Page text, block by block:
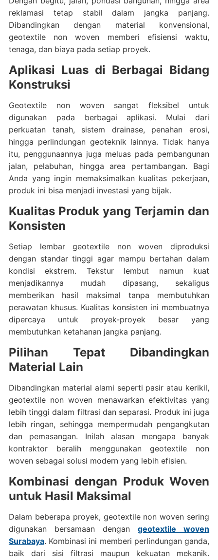
reklamasi tetap stabil dalam jangka panjang.
Dibandingkan dengan material konvensional,
geotextile non woven memberi efisiensi waktu,
tenaga, dan biaya pada setiap proyek.
Aplikasi Luas di Berbagai Bidang
Konstruksi
Geotextile non woven sangat fleksibel untuk
digunakan pada berbagai aplikasi. Mulai dari
perkuatan tanah, sistem drainase, penahan erosi,
hingga perlindungan geoteknik lainnya. Tidak hanya
itu, penggunaannya juga meluas pada pembangunan
jalan, pelabuhan, hingga area pertambangan. Bagi
Anda yang ingin memaksimalkan kualitas pekerjaan,
produk ini bisa menjadi investasi yang bijak.
Kualitas Produk yang Terjamin dan
Konsisten
Setiap lembar geotextile non woven diproduksi
dengan standar tinggi agar mampu bertahan dalam
kondisi ekstrem. Tekstur lembut namun kuat
menjadikannya mudah dipasang, sekaligus
memberikan hasil maksimal tanpa membutuhkan
perawatan khusus. Kualitas konsisten ini membuatnya
dipercaya untuk proyek-proyek besar yang
membutuhkan ketahanan jangka panjang.
Pilihan Tepat Dibandingkan
Material Lain
Dibandingkan material alami seperti pasir atau kerikil,
geotextile non woven menawarkan efektivitas yang
lebih tinggi dalam filtrasi dan separasi. Produk ini juga
lebih ringan, sehingga mempermudah pengangkutan
dan pemasangan. Inilah alasan mengapa banyak
kontraktor beralih menggunakan geotextile non
woven sebagai solusi modern yang lebih efisien.
Kombinasi dengan Produk Woven
untuk Hasil Maksimal
Dalam beberapa proyek, geotextile non woven sering
digunakan bersamaan dengangeotextile woven
Surabaya. Kombinasi ini memberi perlindungan ganda,
baik dari sisi filtrasi maupun kekuatan mekanik.